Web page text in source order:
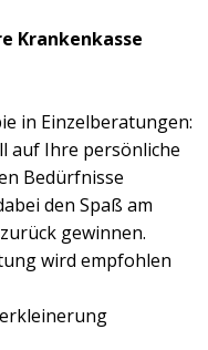
Krankenkasse
in Einzelberatungen:
auf Ihre persönliche
Bedürfnisse
den Spaß am
gewinnen.
wird empfohlen